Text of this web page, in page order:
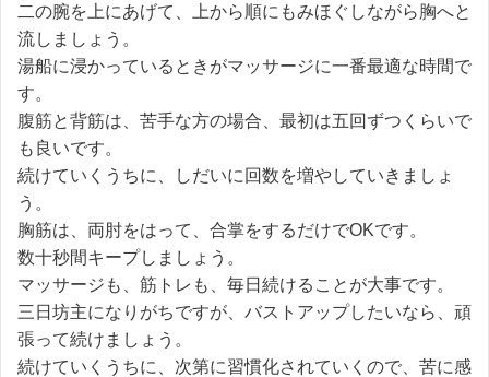
二の腕を上にあげて、上から順にもみほぐしながら胸へと
流しましょう。
湯船に浸かっているときがマッサージに一番最適な時間で
す。
腹筋と背筋は、苦手な方の場合、最初は五回ずつくらいで
も良いです。
続けていくうちに、しだいに回数を増やしていきましょ
う。
胸筋は、両肘をはって、合掌をするだけでOKです。
数十秒間キープしましょう。
マッサージも、筋トレも、毎日続けることが大事です。
三日坊主になりがちですが、バストアップしたいなら、頑
張って続けましょう。
続けていくうちに、次第に習慣化されていくので、苦に感